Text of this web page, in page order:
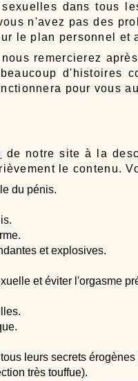
sexuelles dans tous
n'avez pas des
le plan personnel et
remercierez
d'histoires
pour vous
de notre site à la
le contenu.
du pénis.
et explosives.
et éviter l'orgasme
leurs secrets
très touffue).